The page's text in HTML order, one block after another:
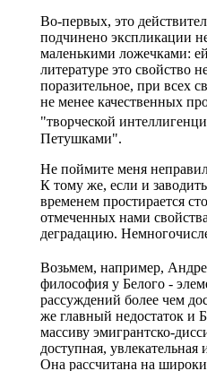
Во-первых, это
подчинено экспликации
маленькими ложечками:
литературе это свойство
поразительное, при всех
не менее качественных
"творческой
Петушками".
Не поймите меня
К тому же, если и
временем простирается
отмеченных нами
деградацию.
Возьмем, например,
философия у Белого -
рассуждений более чем
же главный недостаток и
массиву эмигрантско-
доступная,
Она рассчитана на